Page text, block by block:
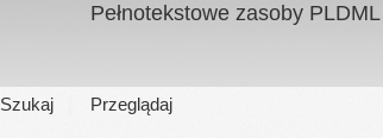
Pełnotekstowe zasoby
Szukaj Przeglądaj